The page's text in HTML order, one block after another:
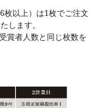
以上）は1枚でご注文
します。
賞者人数と同じ枚数を